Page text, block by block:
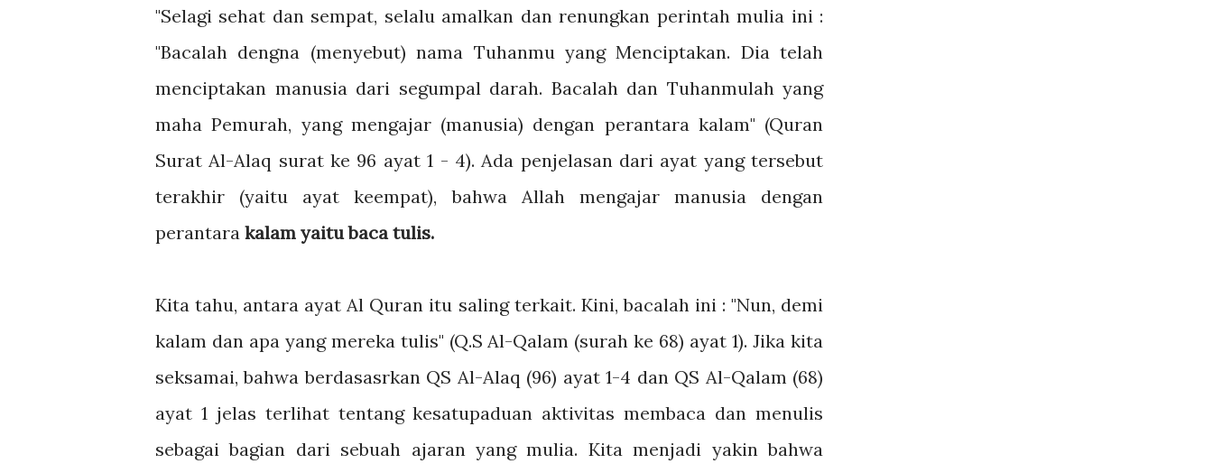
"Selagi sehat dan sempat, selalu amalkan dan renungkan perintah mulia ini :
"Bacalah dengna (menyebut) nama Tuhanmu yang Menciptakan. Dia telah
menciptakan manusia dari segumpal darah. Bacalah dan Tuhanmulah yang
maha Pemurah, yang mengajar (manusia) dengan perantara kalam" (Quran
Surat Al-Alaq surat ke 96 ayat 1 - 4). Ada penjelasan dari ayat yang tersebut
terakhir (yaitu ayat keempat), bahwa Allah mengajar manusia dengan
perantara kalam yaitu baca tulis.
Kita tahu, antara ayat Al Quran itu saling terkait. Kini, bacalah ini : "Nun, demi
kalam dan apa yang mereka tulis" (Q.S Al-Qalam (surah ke 68) ayat 1). Jika kita
seksamai, bahwa berdasasrkan QS Al-Alaq (96) ayat 1-4 dan QS Al-Qalam (68)
ayat 1 jelas terlihat tentang kesatupaduan aktivitas membaca dan menulis
sebagai bagian dari sebuah ajaran yang mulia. Kita menjadi yakin bahwa